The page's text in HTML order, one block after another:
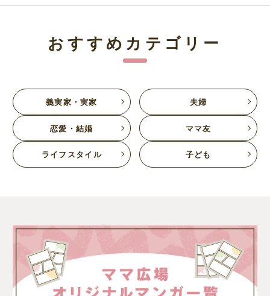
おすすめカテゴリー
義実家・実家 夫婦
恋愛・結婚 ママ友
ライフスタイル 子ども